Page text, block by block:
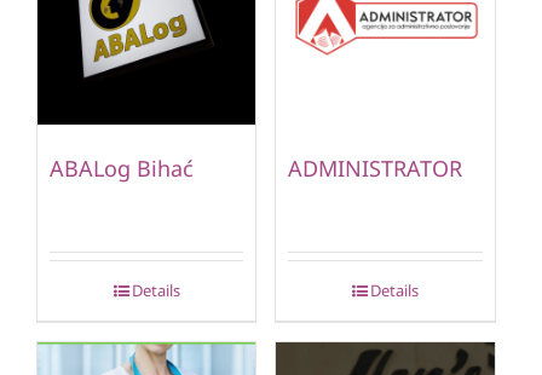
ABALog Bihać
Details
ADMINISTRATOR
Details